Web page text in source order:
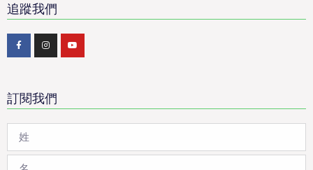
追蹤我們
訂閱我們